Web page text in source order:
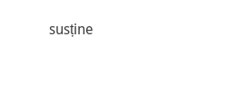
susține